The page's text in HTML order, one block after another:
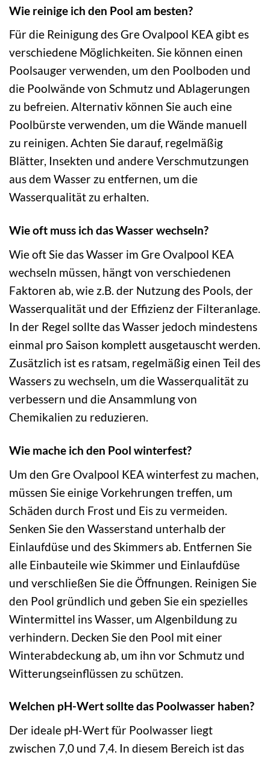
Wie reinige ich den Pool am besten?
Für die Reinigung des Gre Ovalpool KEA gibt es
verschiedene Möglichkeiten. Sie können einen
Poolsauger verwenden, um den Poolboden und
die Poolwände von Schmutz und Ablagerungen
zu befreien. Alternativ können Sie auch eine
Poolbürste verwenden, um die Wände manuell
zu reinigen. Achten Sie darauf, regelmäßig
Blätter, Insekten und andere Verschmutzungen
aus dem Wasser zu entfernen, um die
Wasserqualität zu erhalten.
Wie oft muss ich das Wasser wechseln?
Wie oft Sie das Wasser im Gre Ovalpool KEA
wechseln müssen, hängt von verschiedenen
Faktoren ab, wie z.B. der Nutzung des Pools, der
Wasserqualität und der Effizienz der Filteranlage.
In der Regel sollte das Wasser jedoch mindestens
einmal pro Saison komplett ausgetauscht werden.
Zusätzlich ist es ratsam, regelmäßig einen Teil des
Wassers zu wechseln, um die Wasserqualität zu
verbessern und die Ansammlung von
Chemikalien zu reduzieren.
Wie mache ich den Pool winterfest?
Um den Gre Ovalpool KEA winterfest zu machen,
müssen Sie einige Vorkehrungen treffen, um
Schäden durch Frost und Eis zu vermeiden.
Senken Sie den Wasserstand unterhalb der
Einlaufdüse und des Skimmers ab. Entfernen Sie
alle Einbauteile wie Skimmer und Einlaufdüse
und verschließen Sie die Öffnungen. Reinigen Sie
den Pool gründlich und geben Sie ein spezielles
Wintermittel ins Wasser, um Algenbildung zu
verhindern. Decken Sie den Pool mit einer
Winterabdeckung ab, um ihn vor Schmutz und
Witterungseinflüssen zu schützen.
Welchen pH-Wert sollte das Poolwasser haben?
Der ideale pH-Wert für Poolwasser liegt
zwischen 7,0 und 7,4. In diesem Bereich ist das